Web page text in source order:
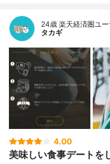
24歳 楽天経済圏ユ
タカギ
4.00
美味しい食事デートを